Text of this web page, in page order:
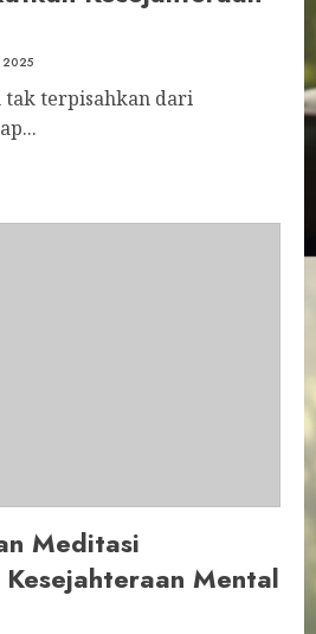
2025
tak terpisahkan dari
Meditasi
Mental